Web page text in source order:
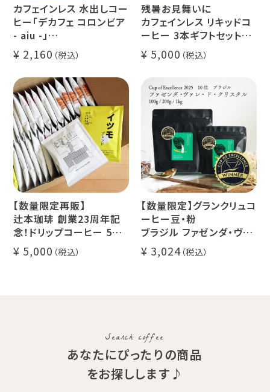
カフェインレス 水出しコー
ヒー「デカフェ コロンビア
- aiu -」
24g×6個（約12杯分）
マウンテンウォータープロ
セス カフェインレスコーヒ
ー豆100%使用 メール便
でお届け
2,160
残暑お見舞いに
カフェインレス リキッドコ
ーヒー 3本ギフトセット
クラッシュド デカフェ ゼリ
ー 1本
デカフェ オレベース【無
糖】1本
デカフェ アイスコーヒー 1
5,000
【数量限定再販】
辻本珈琲 創業23周年記
念！ドリップコーヒー 5種
50杯セット
アニバーサリーブレンド
5,000
【数量限定】グランクリュコ
ーヒー豆・粉
ブラジル ファゼンダ・ヴァ
レ・ド・クリスタル（100g /
200g / 1kg）
3,024
Search coffee
あなたにぴったりの商品
をお探しします♪